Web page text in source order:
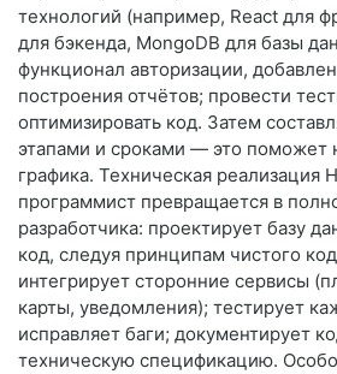
технологий (например, React для
для бэкенда, MongoDB для базы
функционал авторизации,
построения отчётов; провести
оптимизировать код. Затем
этапами и сроками — это поможет
графика. Техническая реализация
программист превращается в
разработчика: проектирует базу
код, следуя принципам чистого
интегрирует сторонние сервисы
карты, уведомления); тестирует
исправляет баги; документирует
техническую спецификацию.